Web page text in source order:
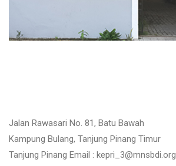
Jalan Rawasari No. 81, Batu Bawah
Kampung Bulang, Tanjung Pinang Timur
Tanjung Pinang Email : kepri_3@mnsbdi.org